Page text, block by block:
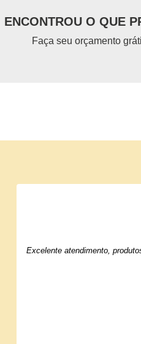
ENCONTROU O QUE
Faça seu orçamento
Excelente atendimento,